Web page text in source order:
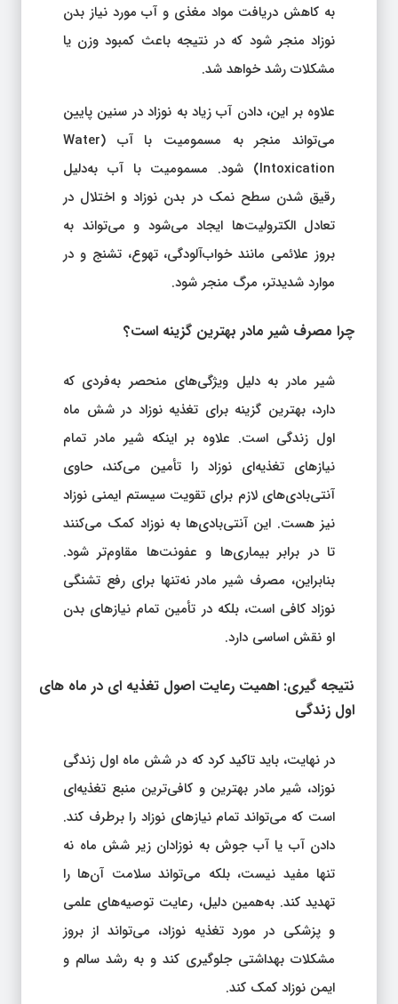
به کاهش دریافت مواد مغذی و آب مورد نیاز بدن
نوزاد منجر شود که در نتیجه باعث کمبود وزن یا
مشکلات رشد خواهد شد.
علاوه بر این، دادن آب زیاد به نوزاد در سنین پایین
می‌تواند منجر به مسمومیت با آب (Water
Intoxication) شود. مسمومیت با آب به‌دلیل
رقیق شدن سطح نمک در بدن نوزاد و اختلال در
تعادل الکترولیت‌ها ایجاد می‌شود و می‌تواند به
بروز علائمی مانند خواب‌آلودگی، تهوع، تشنج و در
موارد شدیدتر، مرگ منجر شود.
چرا مصرف شیر مادر بهترین گزینه است؟
شیر مادر به دلیل ویژگی‌های منحصر به‌فردی که
دارد، بهترین گزینه برای تغذیه نوزاد در شش ماه
اول زندگی است. علاوه بر اینکه شیر مادر تمام
نیازهای تغذیه‌ای نوزاد را تأمین می‌کند، حاوی
آنتی‌بادی‌های لازم برای تقویت سیستم ایمنی نوزاد
نیز هست. این آنتی‌بادی‌ها به نوزاد کمک می‌کنند
تا در برابر بیماری‌ها و عفونت‌ها مقاوم‌تر شود.
بنابراین، مصرف شیر مادر نه‌تنها برای رفع تشنگی
نوزاد کافی است، بلکه در تأمین تمام نیازهای بدن
او نقش اساسی دارد.
نتیجه‌ گیری: اهمیت رعایت اصول تغذیه‌ ای در ماه‌ های
اول زندگی
در نهایت، باید تاکید کرد که در شش ماه اول زندگی
نوزاد، شیر مادر بهترین و کافی‌ترین منبع تغذیه‌ای
است که می‌تواند تمام نیازهای نوزاد را برطرف کند.
دادن آب یا آب جوش به نوزادان زیر شش ماه نه
تنها مفید نیست، بلکه می‌تواند سلامت آن‌ها را
تهدید کند. به‌همین دلیل، رعایت توصیه‌های علمی
و پزشکی در مورد تغذیه نوزاد، می‌تواند از بروز
مشکلات بهداشتی جلوگیری کند و به رشد سالم و
ایمن نوزاد کمک کند.